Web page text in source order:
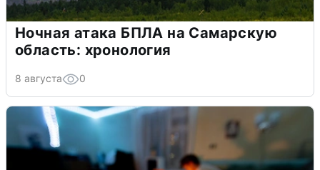
Ночная атака БПЛА на Самарскую
область: хронология
8 августа 0